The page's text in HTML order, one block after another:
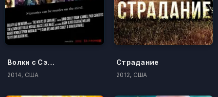
Волки с Сэйвин-Хилл
2014, США
Страдание
2012, США